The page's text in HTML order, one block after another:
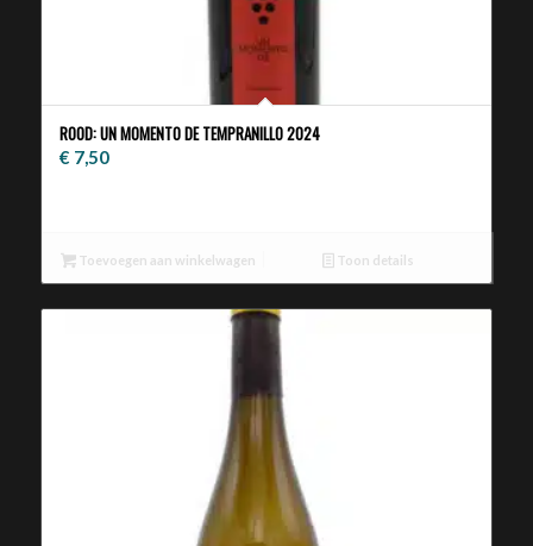
ROOD: UN MOMENTO DE TEMPRANILLO 2024
€ 7,50
Toevoegen aan winkelwagen Toon details